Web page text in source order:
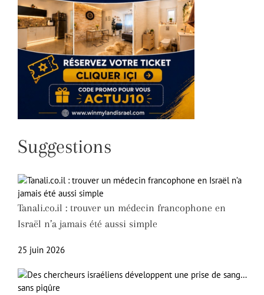
Suggestions
Tanali.co.il : trouver un médecin francophone en
Israël n’a jamais été aussi simple
25 juin 2026